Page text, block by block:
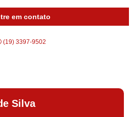
em contato
(19) 3397-9502
Alves